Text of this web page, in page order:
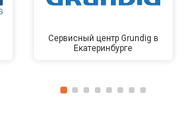
Сервисный центр Grundig в
Екатеринбурге